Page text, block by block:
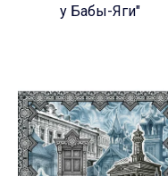
у Бабы-Яги"